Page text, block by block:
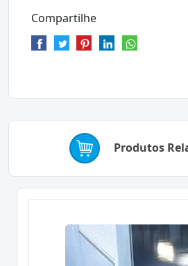
Compartilhe
Produtos